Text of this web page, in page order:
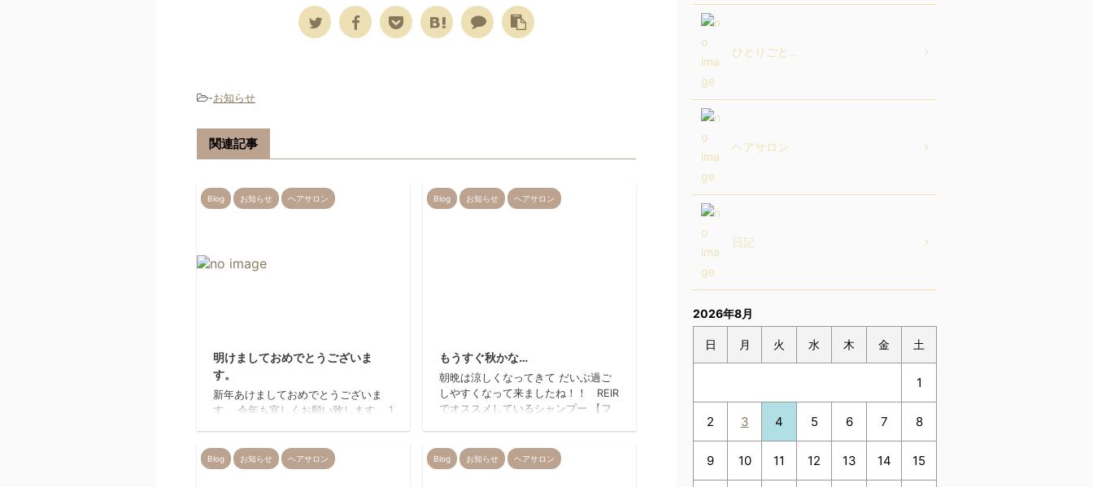
-お知らせ
関連記事
Blog お知らせ ヘアサロン
明けましておめでとうございま
す。
新年あけましておめでとうございま
す。 今年も宜しくお願い致します。 1
㈫２８(水) お休みさせて頂きます。
~価格改定のお知らせ~ お客様各位 日
Blog お知らせ ヘアサロン
もうすぐ秋かな…
朝晩は涼しくなってきて だいぶ過ご
しやすくなって来ましたね！！ REIR
でオススメしているシャンプー 【フ
評を頂いております！！ パサつき、
くせ毛、髪と頭皮の乾燥、頭皮のニオ
Blog お知らせ ヘアサロン Blog お知らせ ヘアサロン
ひとりごと…
ヘアサロン
日記
2026年8月
日 月 火 水 木 金 土
1
2 3 4 5 6 7 8
9 10 11 12 13 14 15